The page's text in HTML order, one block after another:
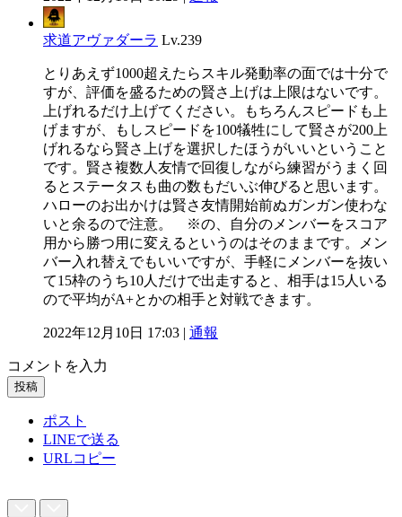
求道アヴァダーラ Lv.239
とりあえず1000超えたらスキル発動率の面では十分で
すが、評価を盛るための賢さ上げは上限はないです。
上げれるだけ上げてください。もちろんスピードも上
げますが、もしスピードを100犠牲にして賢さが200上
げれるなら賢さ上げを選択したほうがいいということ
です。賢さ複数人友情で回復しながら練習がうまく回
るとステータスも曲の数もだいぶ伸びると思います。
ハローのお出かけは賢さ友情開始前ぬガンガン使わな
いと余るので注意。 ※の、自分のメンバーをスコア
用から勝つ用に変えるというのはそのままです。メン
バー入れ替えでもいいですが、手軽にメンバーを抜い
て15枠のうち10人だけで出走すると、相手は15人いる
ので平均がA+とかの相手と対戦できます。
2022年12月10日 17:03 | 通報
コメントを入力
投稿
ポスト
LINEで送る
URLコピー